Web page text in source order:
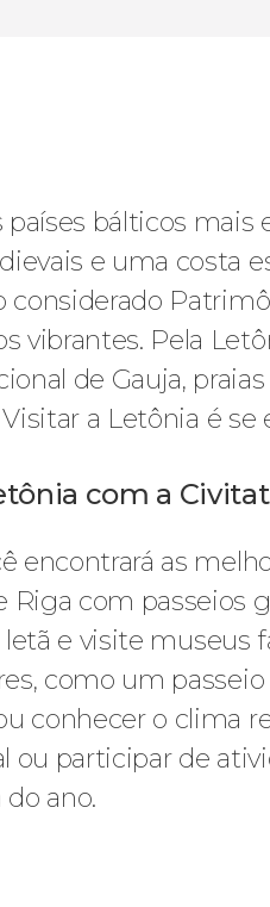
bálticos mais
e uma costa
vibrantes. Pela
de Gauja,
a Letônia é
com a
encontrará as
Riga com passeios
e visite museus
como um
conhecer o clima
ou participar de
ano.